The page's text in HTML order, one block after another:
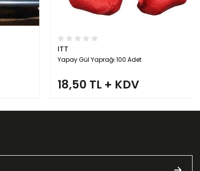
Yapay Gül Yaprağı 100 Adet
18,50 TL + KDV